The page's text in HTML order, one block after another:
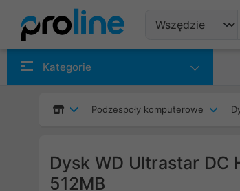
Kategorie
Podzespoły komputerowe
Dysk WD Ultrastar DC
512MB